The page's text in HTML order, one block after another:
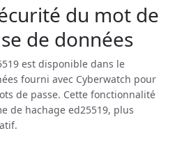
du mot de
de données
est disponible dans le
fourni avec Cyberwatch pour
de passe. Cette fonctionnalité
de hachage ed25519, plus